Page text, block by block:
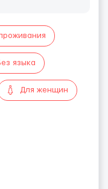
языка
Для женщин